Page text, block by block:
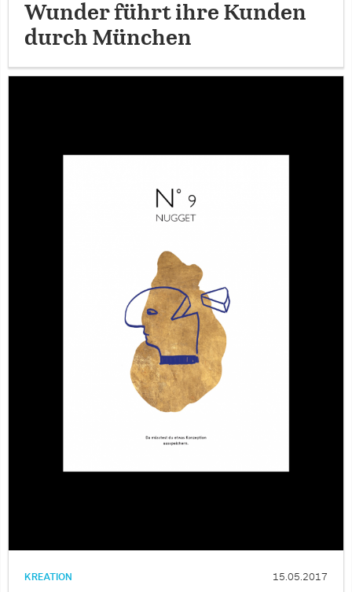
Wunder führt ihre Kunden
durch München
KREATION 15.05.2017